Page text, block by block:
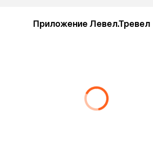
Приложение Левел.Тревел